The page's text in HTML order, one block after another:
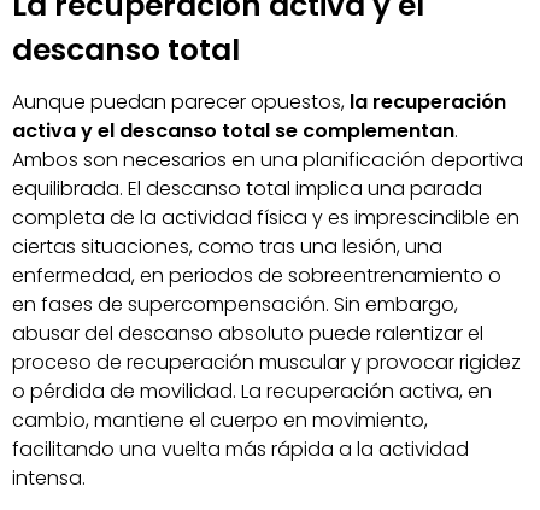
descanso total
Aunque puedan parecer opuestos, la recuperación
activa y el descanso total se complementan.
Ambos son necesarios en una planificación deportiva
equilibrada. El descanso total implica una parada
completa de la actividad física y es imprescindible en
ciertas situaciones, como tras una lesión, una
enfermedad, en periodos de sobreentrenamiento o
en fases de supercompensación. Sin embargo,
abusar del descanso absoluto puede ralentizar el
proceso de recuperación muscular y provocar rigidez
o pérdida de movilidad. La recuperación activa, en
cambio, mantiene el cuerpo en movimiento,
facilitando una vuelta más rápida a la actividad
intensa.